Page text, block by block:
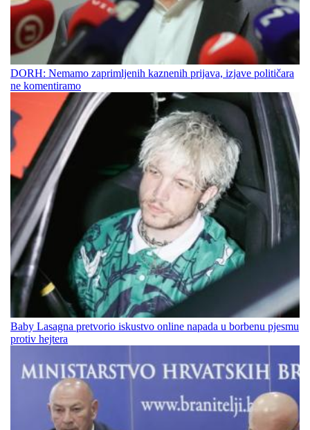
DORH: Nemamo zaprimljenih kaznenih prijava, izjave političara
ne komentiramo
Baby Lasagna pretvorio iskustvo online napada u borbenu pjesmu
protiv hejtera